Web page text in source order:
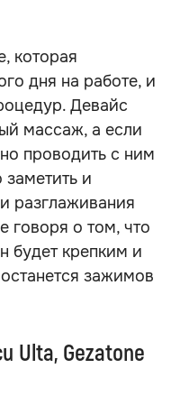
которая
дня на работе, и
Девайс
массаж, а если
проводить с ним
и
разглаживания
говоря о том, что
будет крепким и
зажимов
Ulta, Gezatone